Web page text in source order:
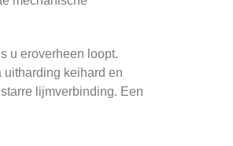
u eroverheen loopt.
uitharding keihard en
lijmverbinding. Een